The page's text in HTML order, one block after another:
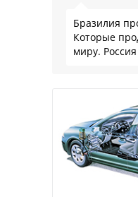
Бразилия
Которые
миру.